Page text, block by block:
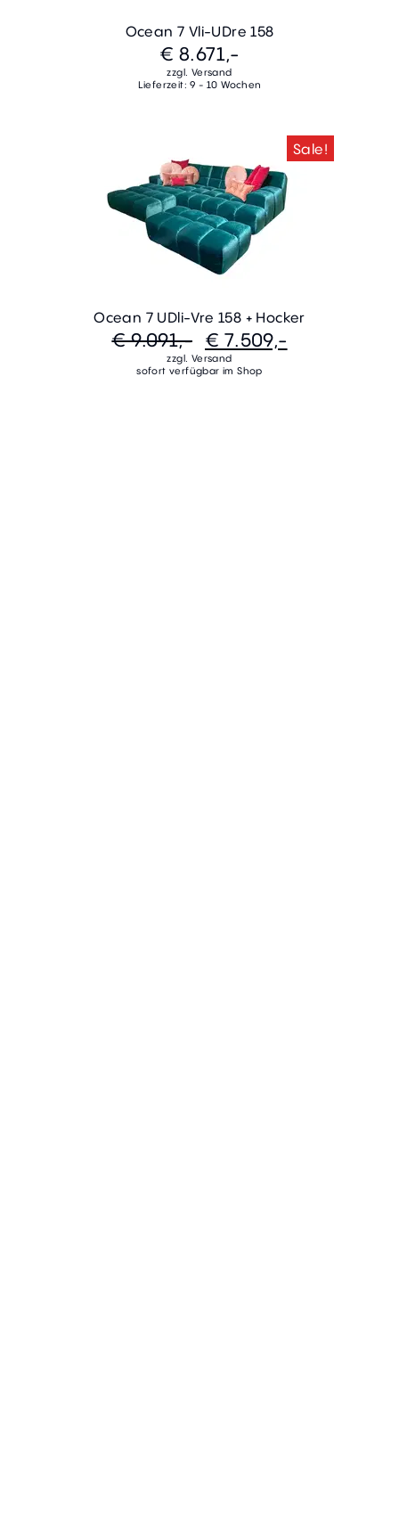
Ocean 7 Vli-UDre 158
€ 8.671,-
zzgl. Versand
Lieferzeit: 9 - 10 Wochen
Sale!
Ocean 7 UDli-Vre 158 + Hocker
€ 9.091,- € 7.509,-
zzgl. Versand
sofort verfügbar im Shop